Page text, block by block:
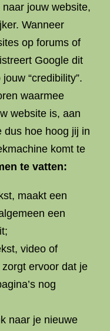
jouw website,
Wanneer
op forums of
Google dit
“credibility”.
waarmee
website is, aan
dus hoe hoog jij in
komt te
te vatten:
maakt een
een
video of
ervoor dat je
nog
naar je nieuwe